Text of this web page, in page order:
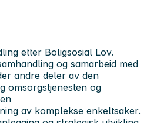
etter Boligsosial Lov.
og samarbeid med
andre deler av den
omsorgstjenesten og
av komplekse enkeltsaker.